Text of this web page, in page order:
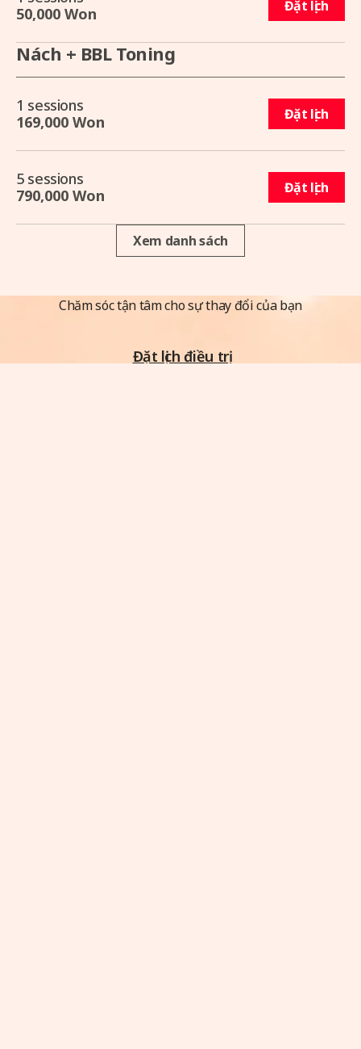
50,000 Won
Đặt lịch
Nách + BBL Toning
1 sessions
169,000 Won
Đặt lịch
5 sessions
790,000 Won
Đặt lịch
Xem danh sách
Chăm sóc tận tâm cho sự thay đổi của bạn
Đặt lịch điều trị